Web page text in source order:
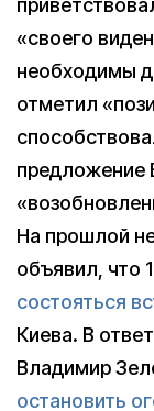
«своего
необходимы
отметил
предложение
На прошлой
объявил, что
состояться
Киева. В
Владимир
остановить